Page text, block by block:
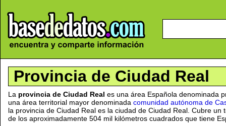
Provincia de Ciudad Real
La provincia de Ciudad Real es una área Española denominada
una área territorial mayor denominada comunidad autónoma de
la provincia de Ciudad Real es la ciudad de Ciudad Real. Cubre un
de los aproximadamente 504 mil kilómetros cuadrados que tiene